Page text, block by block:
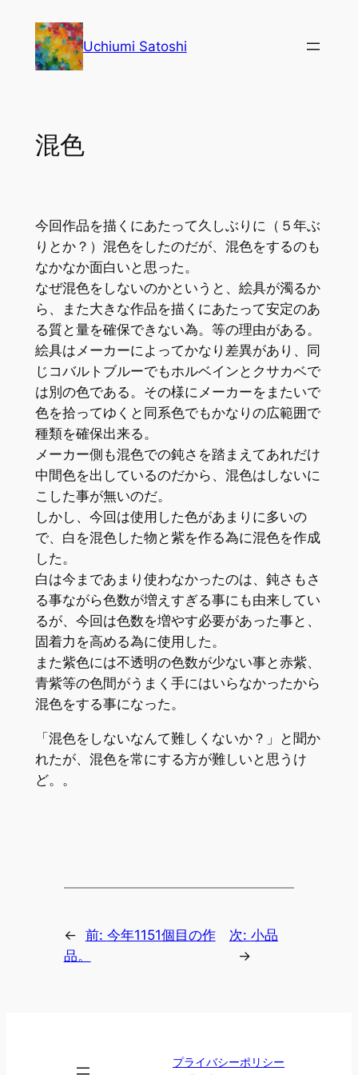
Uchiumi Satoshi
混色
今回作品を描くにあたって久しぶりに（５年ぶ
りとか？）混色をしたのだが、混色をするのも
なかなか面白いと思った。
なぜ混色をしないのかというと、絵具が濁るか
ら、また大きな作品を描くにあたって安定のあ
る質と量を確保できない為。等の理由がある。
絵具はメーカーによってかなり差異があり、同
じコバルトブルーでもホルベインとクサカベで
は別の色である。その様にメーカーをまたいで
色を拾ってゆくと同系色でもかなりの広範囲で
種類を確保出来る。
メーカー側も混色での鈍さを踏まえてあれだけ
中間色を出しているのだから、混色はしないに
こした事が無いのだ。
しかし、今回は使用した色があまりに多いの
で、白を混色した物と紫を作る為に混色を作成
した。
白は今まであまり使わなかったのは、鈍さもさ
る事ながら色数が増えすぎる事にも由来してい
るが、今回は色数を増やす必要があった事と、
固着力を高める為に使用した。
また紫色には不透明の色数が少ない事と赤紫、
青紫等の色間がうまく手にはいらなかったから
混色をする事になった。
「混色をしないなんて難しくないか？」と聞か
れたが、混色を常にする方が難しいと思うけ
ど。。
← 前: 今年1151個目の作
品。
次: 小品
→
プライバシーポリシー